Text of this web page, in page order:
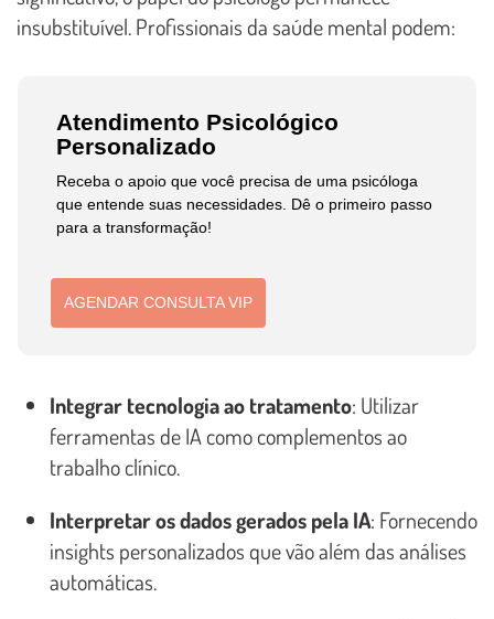
insubstituível. Profissionais da saúde mental podem:
Atendimento Psicológico
Personalizado
Receba o apoio que você precisa de uma psicóloga
que entende suas necessidades. Dê o primeiro passo
para a transformação!
AGENDAR CONSULTA VIP
Integrar tecnologia ao tratamento: Utilizar
ferramentas de IA como complementos ao
trabalho clínico.
Interpretar os dados gerados pela IA: Fornecendo
insights personalizados que vão além das análises
automáticas.